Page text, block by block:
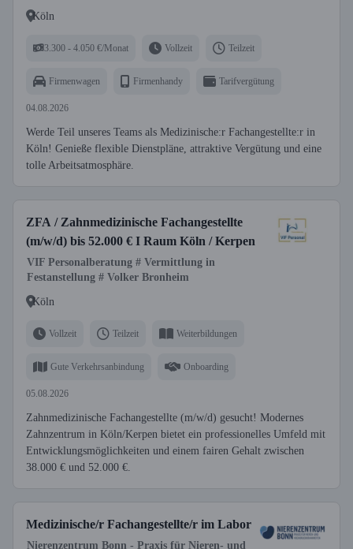
Köln
3.300 - 4.050 €/Monat Vollzeit Teilzeit
Firmenwagen Firmenhandy Tarifvergütung
04.08.2026
Werde Teil unseres Teams als Medizinische:r Fachangestellte:r in
Köln! Genieße flexible Dienstpläne, attraktive Vergütung und eine
tolle Arbeitsatmosphäre.
ZFA / Zahnmedizinische Fachangestellte
(m/w/d) bis 52.000 € I Raum Köln / Kerpen
VIF Personalberatung # Vermittlung in
Festanstellung # Volker Bronheim
Köln
Vollzeit Teilzeit Weiterbildungen
Gute Verkehrsanbindung Onboarding
05.08.2026
Zahnmedizinische Fachangestellte (m/w/d) gesucht! Modernes
Zahnzentrum in Köln/Kerpen bietet ein professionelles Umfeld mit
Entwicklungsmöglichkeiten und einem fairen Gehalt zwischen
38.000 € und 52.000 €.
Medizinische/r Fachangestellte/r im Labor
Nierenzentrum Bonn - Praxis für Nieren- und